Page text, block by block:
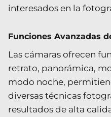
interesados en la
Funciones Avanzadas
Las cámaras ofrecen
retrato, panorámica,
modo noche,
diversas técnicas
resultados de alta